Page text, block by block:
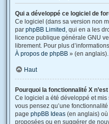
Qui a développé ce logiciel de
Ce logiciel (dans sa version non
par phpBB Limited , qui en a les
licence publique générale GNU
librement. Pour plus
À propos de phpBB » (en anglais).
Haut
Pourquoi la fonctionnalité X
Ce logiciel a été développé et
vous pensez qu’une
page phpBB Ideas (en anglais)
proposées ou en suggérer de